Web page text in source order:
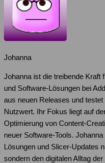
Johanna
Johanna ist die treibende Kraft
und Software-Lösungen bei
aus neuen Releases und
Nutzwert. Ihr Fokus liegt auf
Optimierung von Content-
neuer Software-Tools.
Lösungen und Slicer-Updates
sondern den digitalen Alltag